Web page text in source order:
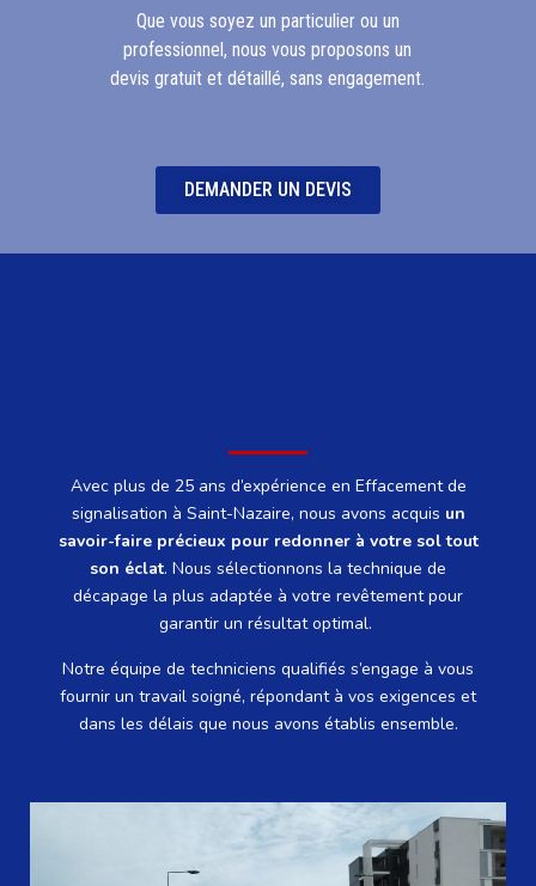
Que vous soyez un particulier ou un
professionnel, nous vous proposons un
devis gratuit et détaillé, sans engagement.
DEMANDER UN DEVIS
Avec plus de 25 ans d’expérience en Effacement de
signalisation à Saint-Nazaire, nous avons acquis un
savoir-faire précieux pour redonner à votre sol tout
son éclat. Nous sélectionnons la technique de
décapage la plus adaptée à votre revêtement pour
garantir un résultat optimal.
Notre équipe de techniciens qualifiés s’engage à vous
fournir un travail soigné, répondant à vos exigences et
dans les délais que nous avons établis ensemble.